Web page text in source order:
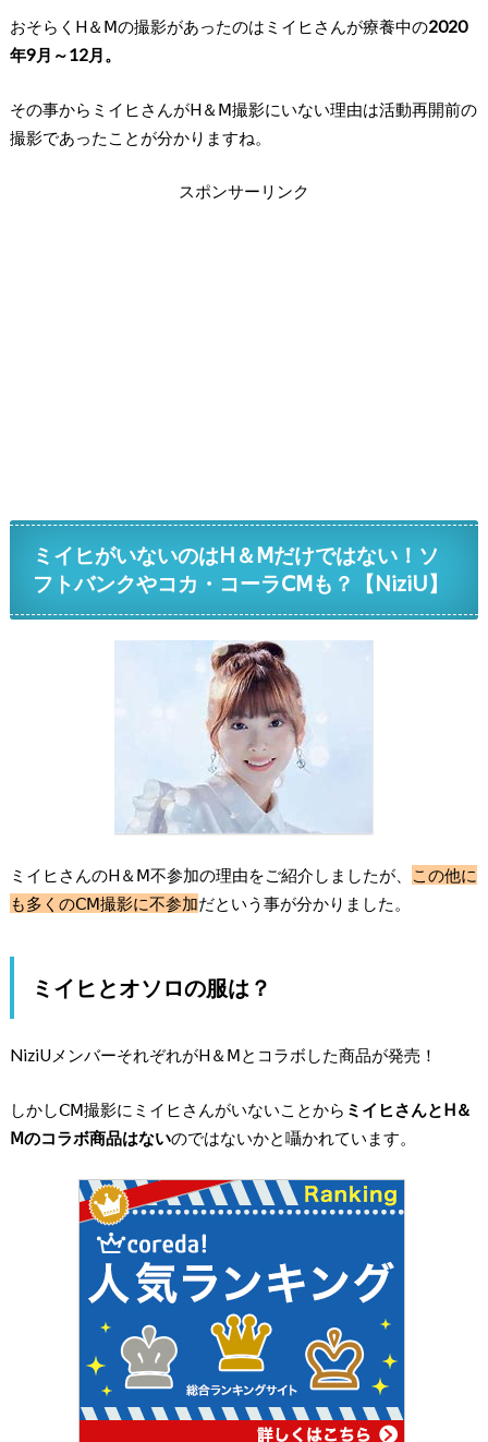
おそらくH＆Ⅿの撮影があったのはミイヒさんが療養中の2020
年9月～12月。
その事からミイヒさんがH＆Ⅿ撮影にいない理由は活動再開前の
撮影であったことが分かりますね。
スポンサーリンク
ミイヒがいないのはH＆Ⅿだけではない！ソ
フトバンクやコカ・コーラⅭⅯも？【NiziU】
ミイヒさんのH＆Ⅿ不参加の理由をご紹介しましたが、
この他に
も多くのⅭⅯ撮影に不参加だという事が分かりました。
ミイヒとオソロの服は？
NiziUメンバーそれぞれがH＆Ⅿとコラボした商品が発売！
しかしⅭⅯ撮影にミイヒさんがいないことから ミイヒさんとH＆
Ⅿのコラボ商品はないのではないかと囁かれています。